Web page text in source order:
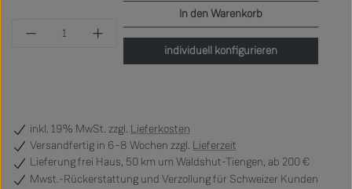
Produkt Anzahl: Gib den gewünschten Wert
In den Warenkorb
individuell konfigurieren
inkl. 19% MwSt. zzgl. Lieferkosten
Versandfertig in 6–8 Wochen zzgl. Lieferzeit
Lieferung frei Haus, 50 km um Waldshut-Tiengen, ab 200 €
Mwst.-Rückerstattung und Verzollung für Schweizer Kunden